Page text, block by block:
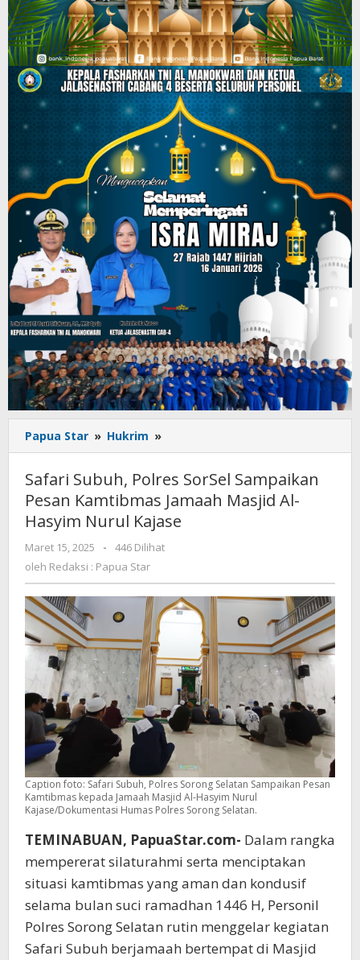
Papua Star » Hukrim »
Subuh,
SorSel
Sampaikan
Pesan
Jamaah
Al-
Hasyim
Kajase
Safari Subuh, Polres SorSel Sampaikan
Pesan Kamtibmas Jamaah Masjid Al-
Hasyim Nurul Kajase
Maret 15, 2025
oleh
Redaksi
-
446 Dilihat
oleh Redaksi : Papua Star
Caption foto: Safari Subuh, Polres Sorong Selatan Sampaikan Pesan
Kamtibmas kepada Jamaah Masjid Al-Hasyim Nurul
Kajase/Dokumentasi Humas Polres Sorong Selatan.
TEMINABUAN, PapuaStar.com- Dalam rangka
mempererat silaturahmi serta menciptakan
situasi kamtibmas yang aman dan kondusif
selama bulan suci ramadhan 1446 H, Personil
Polres Sorong Selatan rutin menggelar kegiatan
Safari Subuh berjamaah bertempat di Masjid